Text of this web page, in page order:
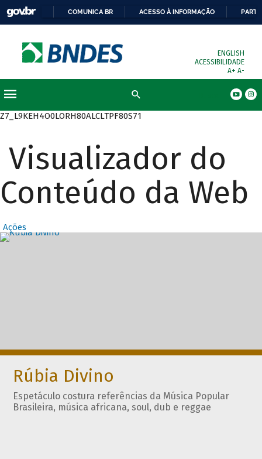
COMUNICA BR ACESSO À INFORMAÇÃO
ENGLISH
ACESSIBILIDADE
A+ A-
Z7_L9KEH4O0LORH80ALCLTPF80S71
Visualizador do
Conteúdo da Web
Ações
Destaques
Rúbia Divino
Espetáculo costura referências da Música Popular
Brasileira, música africana, soul, dub e reggae